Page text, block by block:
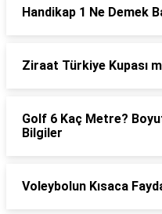
Handikap 1 Ne Demek
Ziraat Türkiye Kupası
Golf 6 Kaç Metre?
Bilgiler
Voleybolun Kısaca